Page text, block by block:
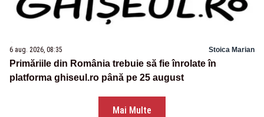
6 aug. 2026, 08:35 Stoica Marian
Primăriile din România trebuie să fie înrolate în
platforma ghiseul.ro până pe 25 august
Mai Multe